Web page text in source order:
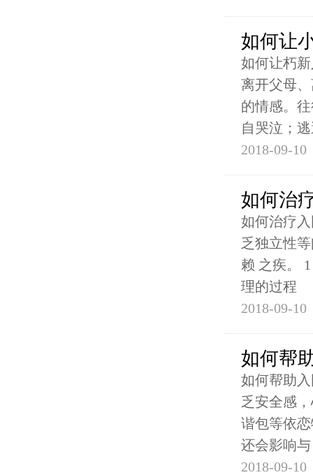
如何让
如何让朽
离开父母
的情感。
自哭泣；
2018-09-10
如何治
如何治疗
乏独立性
赖 之疾。
理的过程
2018-09-10
如何帮
如何帮助
乏安全感
谐包等依
还会影响与
2018-09-10